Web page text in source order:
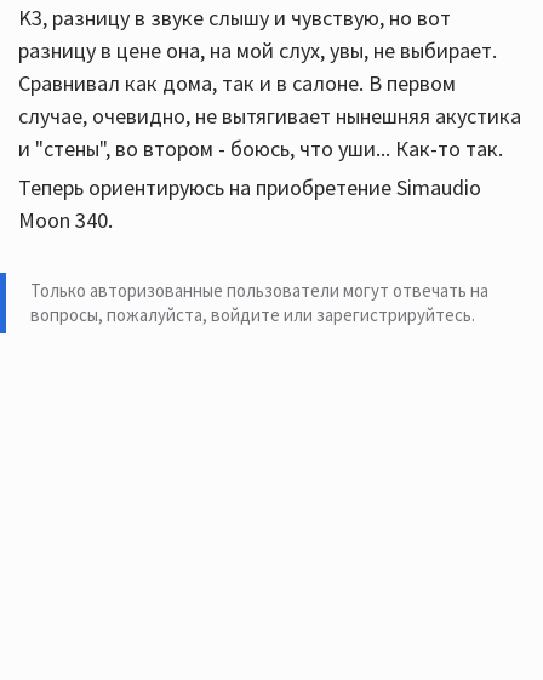
K3, разницу в звуке слышу и чувствую, но вот
разницу в цене она, на мой слух, увы, не выбирает.
Сравнивал как дома, так и в салоне. В первом
случае, очевидно, не вытягивает нынешняя акустика
и "стены", во втором - боюсь, что уши... Как-то так.
Теперь ориентируюсь на приобретение Simaudio
Moon 340.
Только авторизованные пользователи могут отвечать на
вопросы, пожалуйста, войдите или зарегистрируйтесь.